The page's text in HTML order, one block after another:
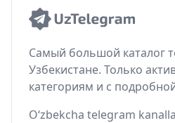
Самый большой каталог
Узбекистане. Только
категориям и с
O‘zbekcha telegram